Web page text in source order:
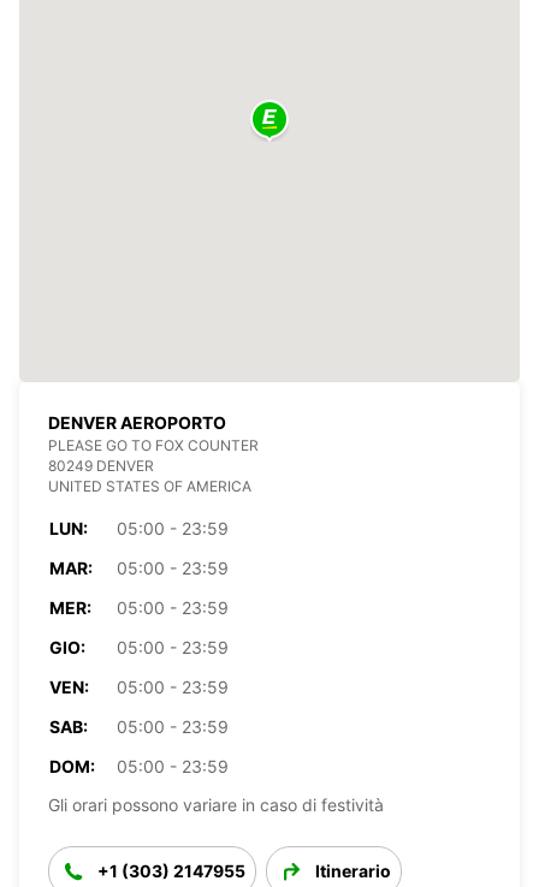
DENVER AEROPORTO
PLEASE GO TO FOX COUNTER
80249 DENVER
UNITED STATES OF AMERICA
LUN:
05:00 - 23:59
MAR:
05:00 - 23:59
MER:
05:00 - 23:59
GIO:
05:00 - 23:59
VEN:
05:00 - 23:59
SAB:
05:00 - 23:59
DOM:
05:00 - 23:59
Gli orari possono variare in caso di festività
+1 (303) 2147955 Itinerario